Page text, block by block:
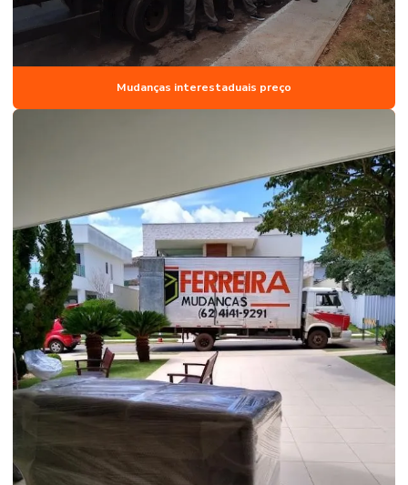
Mudanças interestaduais preço